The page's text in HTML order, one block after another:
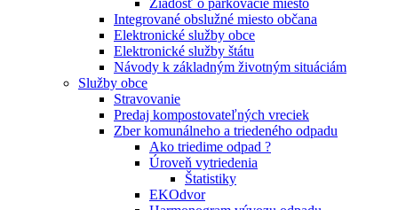
Žiadosť o parkovacie miesto
Integrované obslužné miesto občana
Elektronické služby obce
Elektronické služby štátu
Návody k základným životným situáciám
Služby obce
Stravovanie
Predaj kompostovateľných vreciek
Zber komunálneho a triedeného odpadu
Ako triedime odpad ?
Úroveň vytriedenia
Štatistiky
EKOdvor